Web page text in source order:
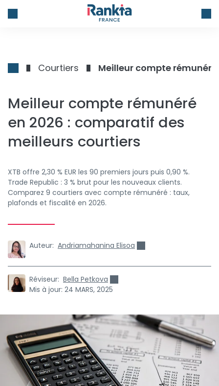
FRANCE
Courtiers Meilleur compte
Meilleur compte rémunéré
en 2026 : comparatif des
meilleurs courtiers
XTB offre 2,30 % EUR les 90 premiers jours puis 0,90 %.
Trade Republic : 3 % brut pour les nouveaux clients.
Comparez 9 courtiers avec compte rémunéré : taux,
plafonds et fiscalité en 2026.
Auteur: Andriamahanina Elisoa
Réviseur: Bella Petkova
Mis à jour: 24 MARS, 2025